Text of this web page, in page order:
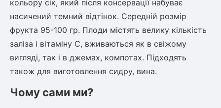
кольору сік, який після консервації набуває
насичений темний відтінок. Середній розмір
фрукта 95-100 гр. Плоди містять велику кількість
заліза і вітаміну С, вживаються як в свіжому
вигляді, так і в джемах, компотах. Підходять
також для виготовлення сидру, вина.
Чому сами ми?